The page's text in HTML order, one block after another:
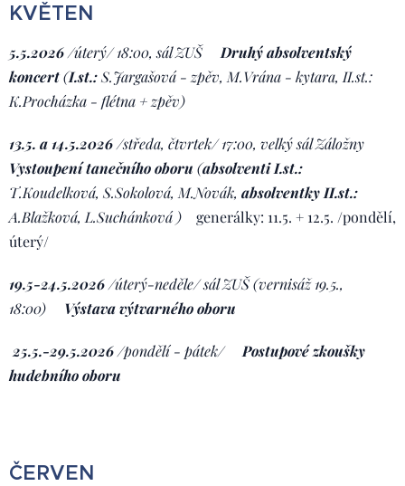
KVĚTEN
5.5.2026/úterý/ 18:00, sál ZUŠ Druhý absolventský
koncert(I.st.:S.Jargašová - zpěv, M.Vrána - kytara, II.st.:
K.Procházka - flétna + zpěv)
13.5. a 14.5.2026/středa, čtvrtek/ 17:00, velký sál Záložny
Vystoupení tanečního oboru (absolventi I.st.:
T.Koudelková, S.Sokolová, M.Novák, absolventky II.st.:
A.Blažková, L.Suchánková ) generálky: 11.5. + 12.5. /pondělí,
úterý/
19.5-24.5.2026/úterý-neděle/ sál ZUŠ (vernisáž 19.5.,
18:00) Výstava výtvarného oboru
25.5.-29.5.2026/pondělí - pátek/
Postupové zkoušky
hudebního oboru
ČERVEN